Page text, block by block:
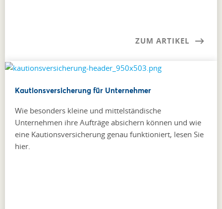
ZUM ARTIKEL
Kautionsversicherung für Unternehmer
Wie besonders kleine und mittel­ständische
Unternehmen ihre Aufträge absichern können und wie
eine Kautionsversicherung genau funktioniert, lesen Sie
hier.